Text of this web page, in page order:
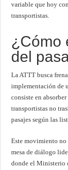
variable que hoy
transportistas.
¿Cómo
del
La ATTT busca
implementación de
consiste en
transportistas no
pasajes según las
Este movimiento no
mesa de diálogo
donde el Ministerio